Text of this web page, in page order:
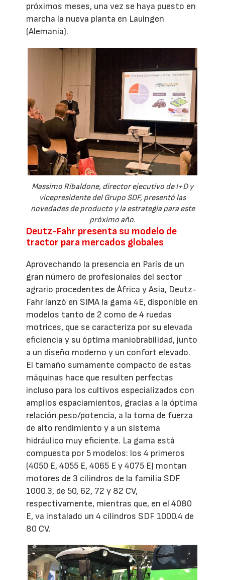
próximos meses, una vez se haya puesto en
marcha la nueva planta en Lauingen
(Alemania).
Massimo Ribaldone, director ejecutivo de I+D y
vicepresidente del Grupo SDF, presentó las
novedades de producto y la estrategia para este
próximo año.
Deutz-Fahr presenta su modelo de
tractor para mercados globales
Aprovechando la presencia en París de un
gran número de profesionales del sector
agrario procedentes de África y Asia, Deutz-
Fahr lanzó en SIMA la gama 4E, disponible en
modelos tanto de 2 como de 4 ruedas
motrices, que se caracteriza por su elevada
eficiencia y su óptima maniobrabilidad, junto
a un diseño moderno y un confort elevado.
El tamaño sumamente compacto de estas
máquinas hace que resulten perfectas
incluso para los cultivos especializados con
amplios espaciamientos, gracias a la óptima
relación peso/potencia, a la toma de fuerza
de alto rendimiento y a un sistema
hidráulico muy eficiente. La gama está
compuesta por 5 modelos: los 4 primeros
(4050 E, 4055 E, 4065 E y 4075 E) montan
motores de 3 cilindros de la familia SDF
1000.3, de 50, 62, 72 y 82 CV,
respectivamente, mientras que, en el 4080
E, va instalado un 4 cilindros SDF 1000.4 de
80 CV.